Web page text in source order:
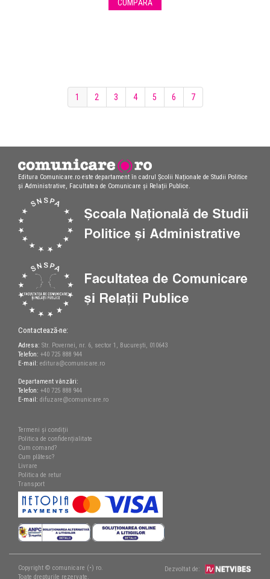
CUMPĂRĂ
1 2 3 4 5 6 7
Editura Comunicare.ro este departament în cadrul Școlii Naționale de Studii Politice
și Administrative, Facultatea de Comunicare și Relații Publice.
Contactează-ne:
Adresa: Str. Povernei, nr. 6, sector 1, București, 010643
Telefon: +40 725 888 944
E-mail: editura@comunicare.ro
Departament vânzări:
Telefon: +40 725 888 944
E-mail: difuzare@comunicare.ro
Termeni și condiții
Politica de confidențialitate
Cum comand?
Cum plătesc?
Livrare
Politica de retur
Transport
Copyright © comunicare (•) ro.
Toate drepturile rezervate.
Dezvoltat de: